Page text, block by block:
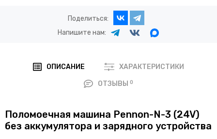
Поделиться:
Напишите нам:
ОПИСАНИЕ ХАРАКТЕРИСТИКИ
ОТЗЫВЫ 0
Поломоечная машина Pennon-N-3 (24V)
без аккумулятора и зарядного устройства